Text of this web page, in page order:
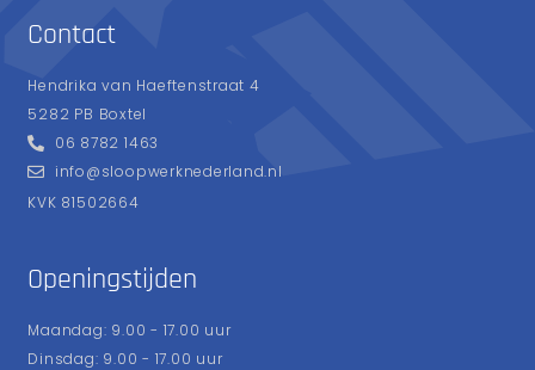
Contact
Hendrika van Haeftenstraat 4
5282 PB Boxtel
06 8782 1463
info@sloopwerknederland.nl
KVK 81502664
Openingstijden
Maandag: 9.00 - 17.00 uur
Dinsdag: 9.00 - 17.00 uur